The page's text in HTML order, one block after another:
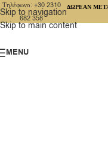
Skip to navigation
Skip to main content
Τηλέφωνο: +30 2310
682 358
ΔΩΡΕΑΝ
MENU